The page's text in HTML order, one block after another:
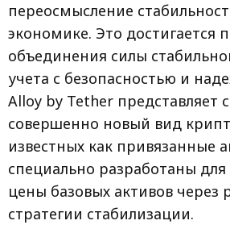
переосмысление
экономике. Это достигается
объединения силы
учета с безопасностью и
Alloy by Tether представляет
совершенно новый вид
известных как привязанные
специально разработаны
цены базовых активов через
стратегии стабилизации.